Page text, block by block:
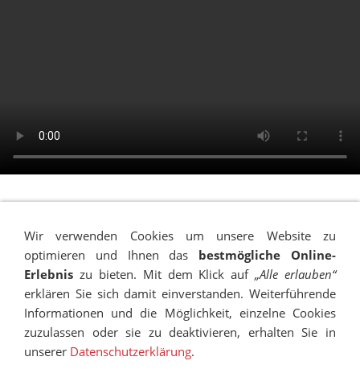
Wir verwenden Cookies um unsere Website zu
optimieren und Ihnen das bestmögliche Online-
Erlebnis zu bieten. Mit dem Klick auf„Alle erlauben“
erklären Sie sich damit einverstanden. Weiterführende
Informationen und die Möglichkeit, einzelne Cookies
zuzulassen oder sie zu deaktivieren, erhalten Sie in
unserer Datenschutzerklärung.